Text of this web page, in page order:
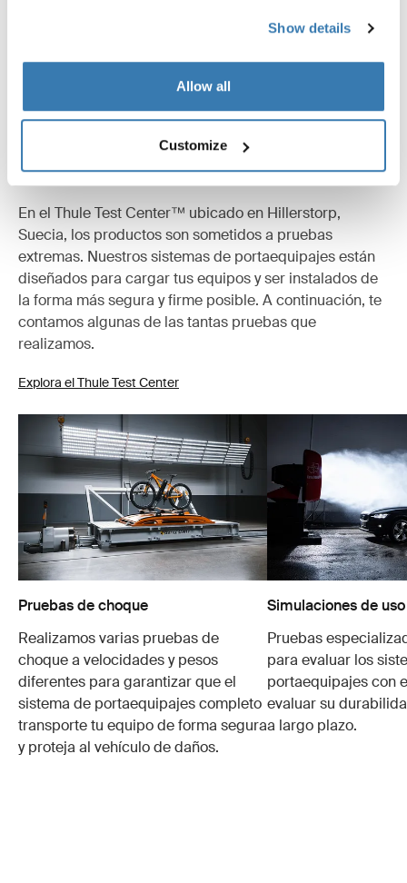
Show details
Allow all
Customize
Probados al límite
En el Thule Test Center™ ubicado en Hillerstorp,
Suecia, los productos son sometidos a pruebas
extremas. Nuestros sistemas de portaequipajes están
diseñados para cargar tus equipos y ser instalados de
la forma más segura y firme posible. A continuación, te
contamos algunas de las tantas pruebas que
realizamos.
Explora el Thule Test Center
Pruebas de choque
Realizamos varias pruebas de
choque a velocidades y pesos
diferentes para garantizar que el
sistema de portaequipajes completo
transporte tu equipo de forma segura
y proteja al vehículo de daños.
Simulaciones de
Pruebas
para evaluar los
portaequipajes con
evaluar su
a largo plazo.